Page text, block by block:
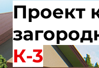
Проект
К-3